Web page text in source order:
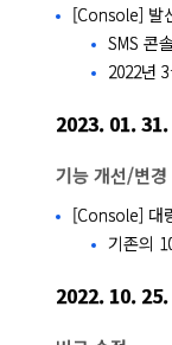
[Console] 발
SMS 콘
2022년
2023. 01. 31.
기능 개선/변경
[Console] 대
기존의
2022. 10. 25.